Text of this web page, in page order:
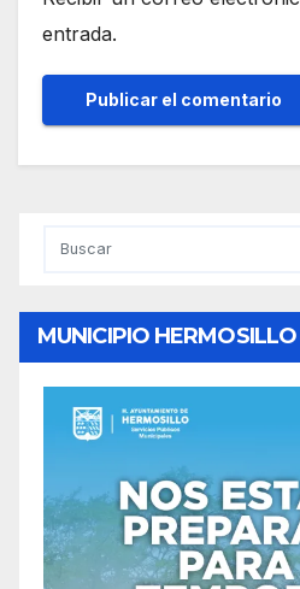
entrada.
MUNICIPIO HERMOSILLO